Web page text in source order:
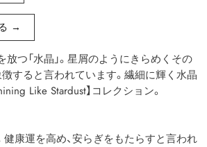
→
つ「水晶」。星屑のようにきらめくその
すると言われています。繊細に輝く水晶
Like Stardust】コレクション。
康運を高め、安らぎをもたらすと言われ